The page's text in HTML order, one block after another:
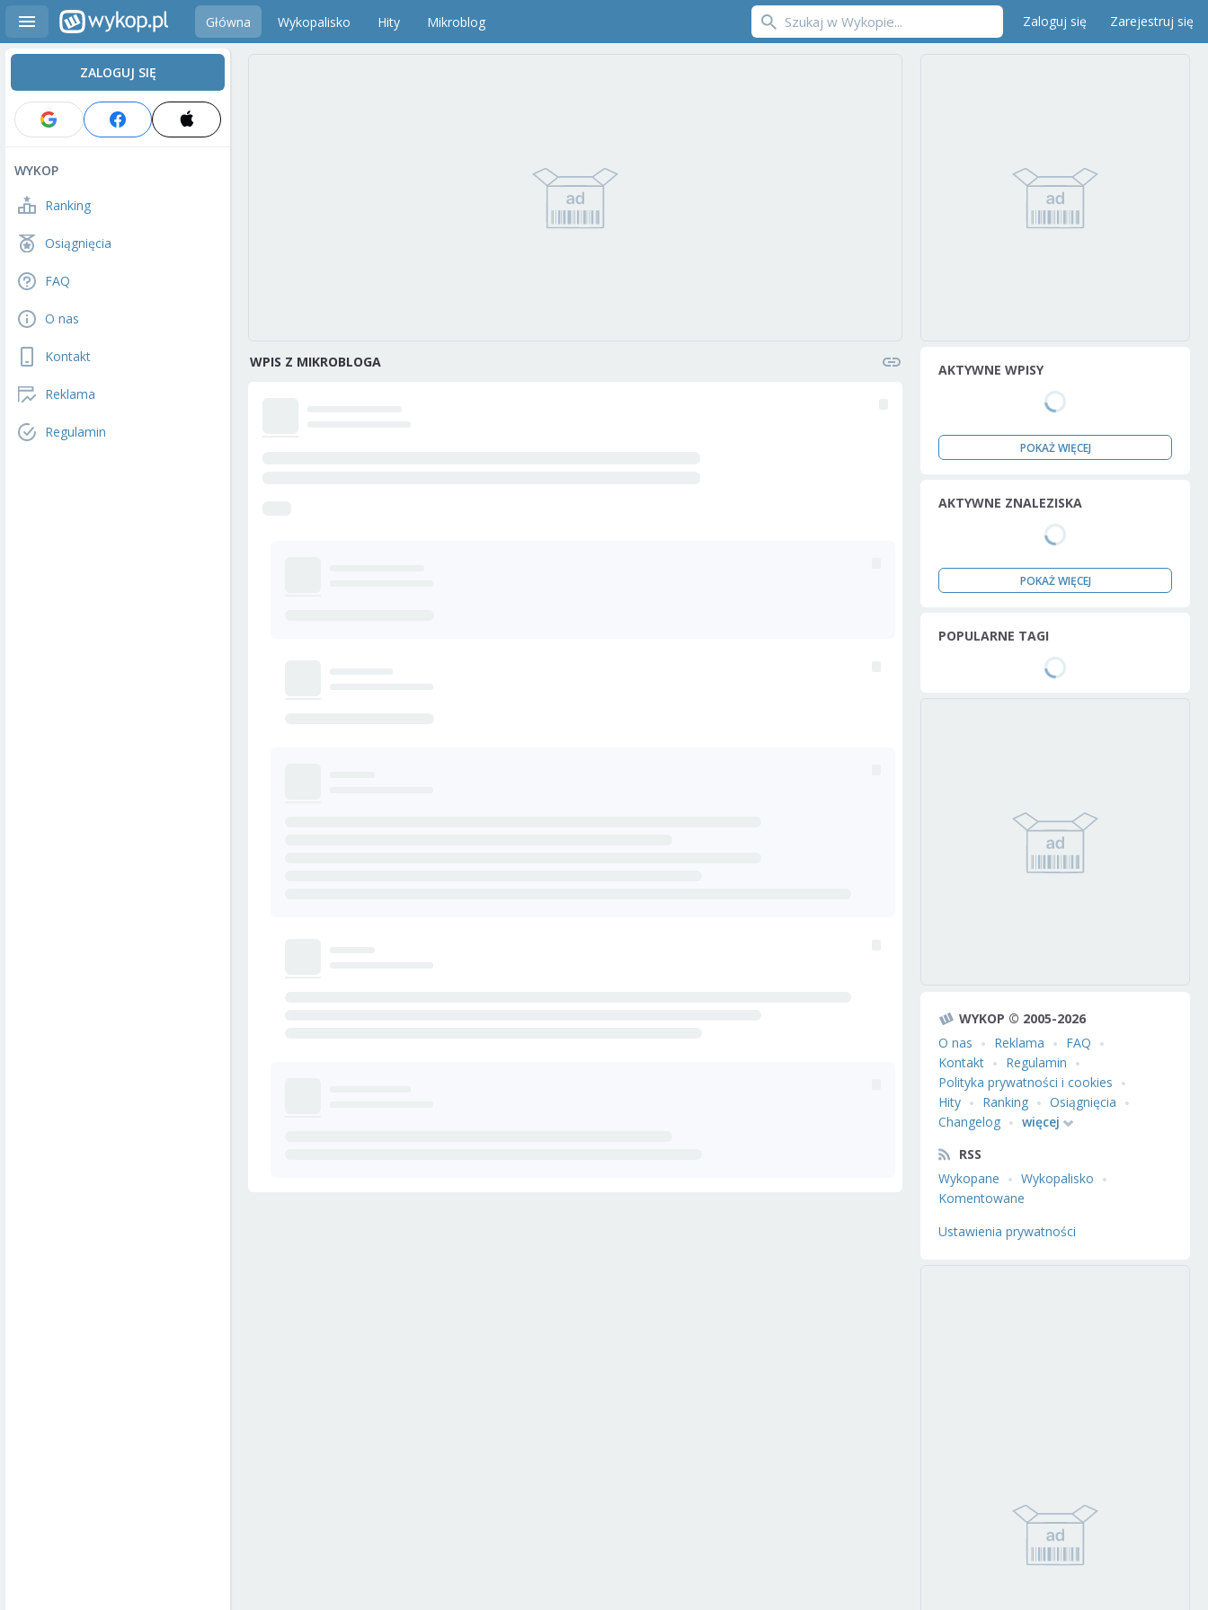
Główna Wykopalisko Hity Mikroblog Zaloguj się Zarejestruj się
ZALOGUJ SIĘ
WYKOP
Ranking
Osiągnięcia
FAQ
O nas
Kontakt
Reklama
Regulamin
WPIS Z MIKROBLOGA AKTYWNE WPISY
POKAŻ WIĘCEJ
AKTYWNE ZNALEZISKA
POKAŻ WIĘCEJ
POPULARNE TAGI
WYKOP © 2005-2026
O nas
Reklama
FAQ
Kontakt
Regulamin
Polityka prywatności i cookies
Hity
Ranking
Osiągnięcia
Changelog
więcej
RSS
Wykopane
Wykopalisko
Komentowane
Ustawienia prywatności